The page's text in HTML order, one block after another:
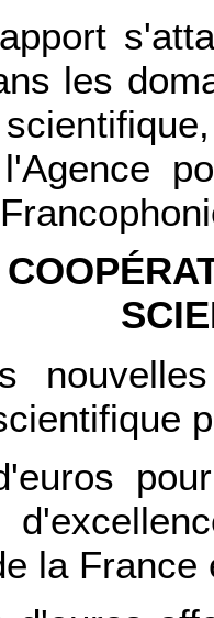
les
la